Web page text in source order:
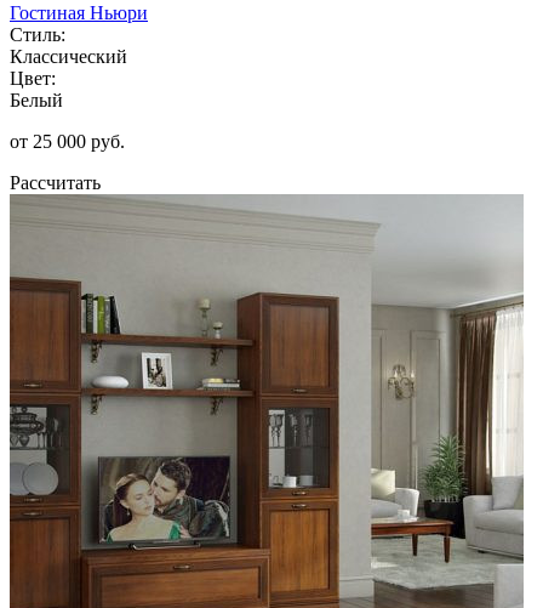
Гостиная Ньюри
Стиль:
Классический
Цвет:
Белый
от 25 000 руб.
Рассчитать